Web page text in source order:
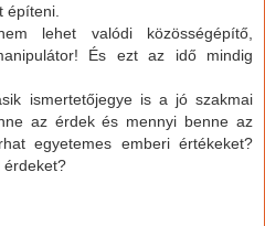
építeni.
lehet valódi közösségépítő,
És ezt az idő mindig
ismertetőjegye is a jó szakmai
az érdek és mennyi benne az
egyetemes emberi értékeket?
érdeket?